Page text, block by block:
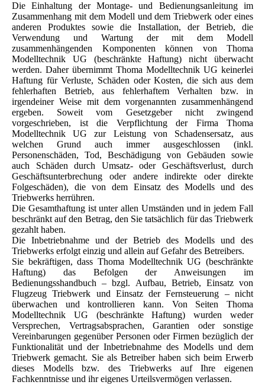
Die Einhaltung der Montage- und Bedienungsanleitung im
Zusammenhang mit dem Modell und dem Triebwerk oder eines
anderen Produktes sowie die Installation, der Betrieb, die
Verwendung und Wartung der mit dem Modell
zusammenhängenden Komponenten können von Thoma
Modelltechnik UG (beschränkte Haftung) nicht überwacht
werden. Daher übernimmt Thoma Modelltechnik UG keinerlei
Haftung für Verluste, Schäden oder Kosten, die sich aus dem
fehlerhaften Betrieb, aus fehlerhaftem Verhalten bzw. in
irgendeiner Weise mit dem vorgenannten zusammenhängend
ergeben. Soweit vom Gesetzgeber nicht zwingend
vorgeschrieben, ist die Verpflichtung der Firma Thoma
Modelltechnik UG zur Leistung von Schadensersatz, aus
welchen Grund auch immer ausgeschlossen (inkl.
Personenschäden, Tod, Beschädigung von Gebäuden sowie
auch Schäden durch Umsatz- oder Geschäftsverlust, durch
Geschäftsunterbrechung oder andere indirekte oder direkte
Folgeschäden), die von dem Einsatz des Modells und des
Triebwerks herrühren.
Die Gesamthaftung ist unter allen Umständen und in jedem Fall
beschränkt auf den Betrag, den Sie tatsächlich für das Triebwerk
gezahlt haben.
Die Inbetriebnahme und der Betrieb des Modells und des
Triebwerks erfolgt einzig und allein auf Gefahr des Betreibers.
Sie bekräftigen, dass Thoma Modelltechnik UG (beschränkte
Haftung) das Befolgen der Anweisungen im
Bedienungsshandbuch – bzgl. Aufbau, Betrieb, Einsatz von
Flugzeug Triebwerk und Einsatz der Fernsteuerung – nicht
überwachen und kontrollieren kann. Von Seiten Thoma
Modelltechnik UG (beschränkte Haftung) wurden weder
Versprechen, Vertragsabsprachen, Garantien oder sonstige
Vereinbarungen gegenüber Personen oder Firmen bezüglich der
Funktionalität und der Inbetriebnahme des Modells und dem
Triebwerk gemacht. Sie als Betreiber haben sich beim Erwerb
dieses Modells bzw. des Triebwerks auf Ihre eigenen
Fachkenntnisse und ihr eigenes Urteilsvermögen verlassen.